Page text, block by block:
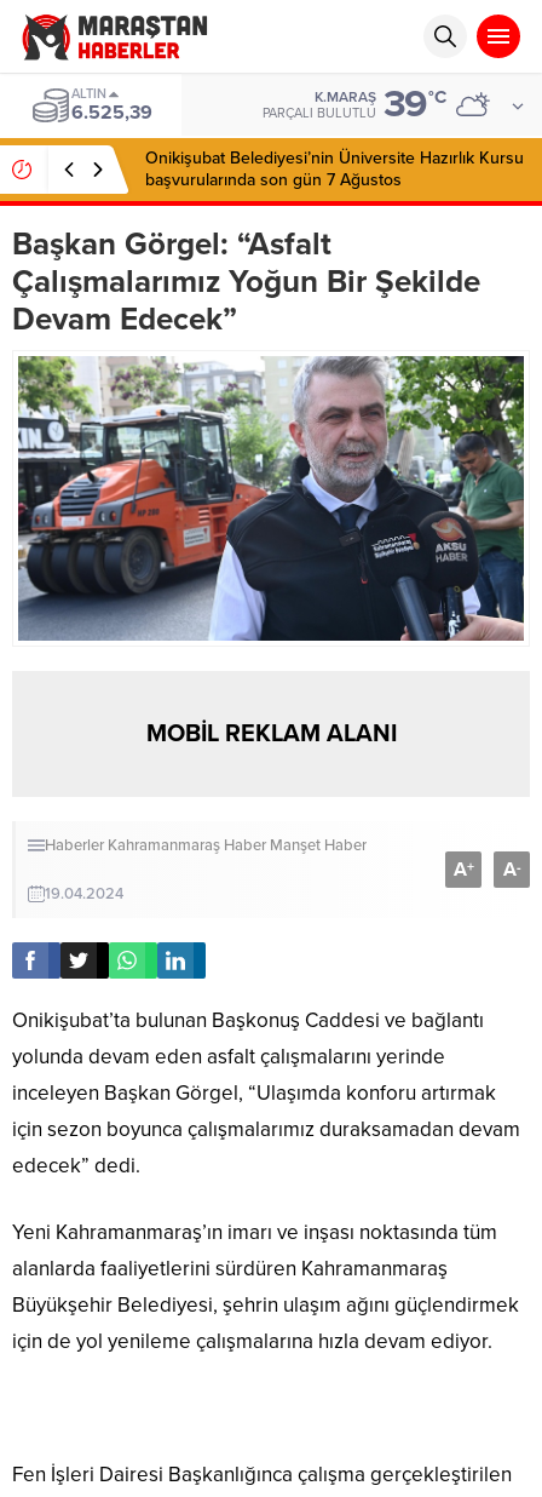
ALTIN
6.525,39
K.MARAŞ
PARÇALI BULUTLU 39°C
Onikişubat Belediyesi’nin Üniversite Hazırlık Kursu
başvurularında son gün 7 Ağustos
Başkan Görgel: “Asfalt
Çalışmalarımız Yoğun Bir Şekilde
Devam Edecek”
MOBİL REKLAM ALANI
Haberler Kahramanmaraş Haber Manşet Haber
19.04.2024
A+ A-
Onikişubat’ta bulunan Başkonuş Caddesi ve bağlantı
yolunda devam eden asfalt çalışmalarını yerinde
inceleyen Başkan Görgel, “Ulaşımda konforu artırmak
için sezon boyunca çalışmalarımız duraksamadan devam
edecek” dedi.
Yeni Kahramanmaraş’ın imarı ve inşası noktasında tüm
alanlarda faaliyetlerini sürdüren Kahramanmaraş
Büyükşehir Belediyesi, şehrin ulaşım ağını güçlendirmek
için de yol yenileme çalışmalarına hızla devam ediyor.
Fen İşleri Dairesi Başkanlığınca çalışma gerçekleştirilen